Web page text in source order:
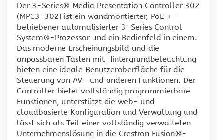
Der 3-Series® Media Presentation Controller 302
(MPC3-302) ist ein wandmontierter, PoE + -
betriebener automatisierter 3-Series Control
System®-Prozessor und ein Bedienfeld in einem.
Das moderne Erscheinungsbild und die
anpassbaren Tasten mit Hintergrundbeleuchtung
bieten eine ideale Benutzeroberfläche für die
Steuerung von AV- und anderen Funktionen. Der
Controller bietet vollständig programmierbare
Funktionen, unterstützt die web- und
cloudbasierte Konfiguration und Verwaltung und
lässt sich als Teil einer vollständig verwalteten
Unternehmenslösung in die Crestron Fusion®-